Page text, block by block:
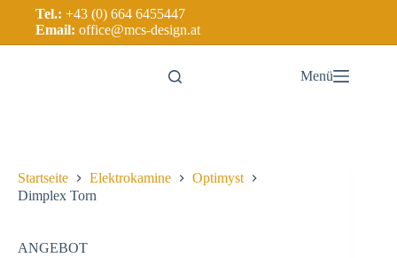
Tel.: +43 (0) 664 6455447
Email: office@mcs-design.at
Menü
Startseite Elektrokamine
Optimyst
Dimplex Torn
ANGEBOT